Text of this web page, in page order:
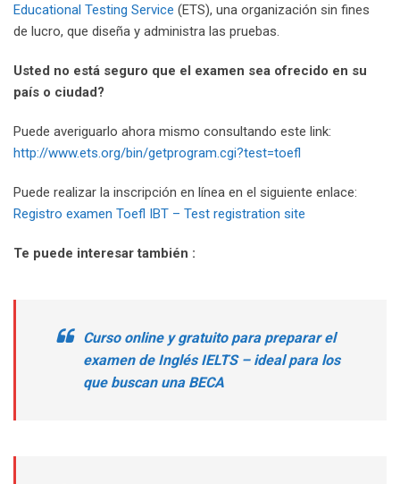
Educational Testing Service (ETS), una organización sin fines
de lucro, que diseña y administra las pruebas.
Usted no está seguro que el examen sea ofrecido en su
país o ciudad?
Puede averiguarlo ahora mismo consultando este link:
http://www.ets.org/bin/getprogram.cgi?test=toefl
Puede realizar la inscripción en línea en el siguiente enlace:
Registro examen Toefl IBT – Test registration site
Te puede interesar también :
Curso online y gratuito para preparar el
examen de Inglés IELTS – ideal para los
que buscan una BECA